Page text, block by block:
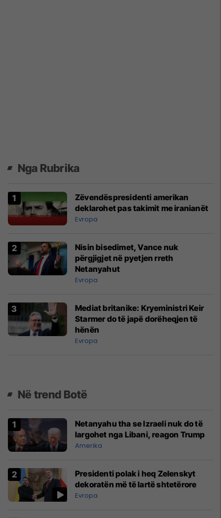
Nga Rubrika
Zëvendëspresidenti amerikan
deklarohet pas takimit me iranianët
Evropa
Nisin bisedimet, Vance nuk
përgjigjet në pyetjen rreth
Netanyahut
Evropa
Mediat britanike: Kryeministri Keir
Starmer do të japë dorëheqjen të
hënën
Evropa
Në trend Botë
Netanyahu tha se Izraeli nuk do të
largohet nga Libani, reagon Trump
Amerika
Presidenti polak i heq Zelenskyt
dekoratën më të lartë shtetërore
Evropa